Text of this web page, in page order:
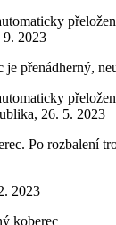
9. 2023
je přenádherný,
, 26. 5. 2023
Po rozbalení
2023
koberec